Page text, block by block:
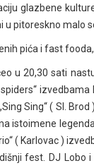
glazbene
u pitoreskno malo
pića i fast
u 20,30 sati
Sing“ ( Sl.
istoimene
( Karlovac )
fest. DJ Lobo